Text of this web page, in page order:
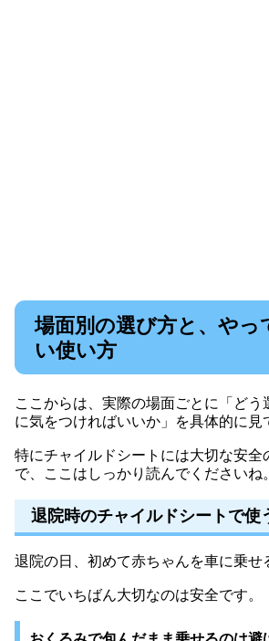
場面別の選び方と、やっ
い使い方
ここからは、実際の場面ごとに「どう
に気をつければいいか」を具体的に見
特にチャイルドシートには大切な安全
で、ここはしっかり読んでくださいね。
退院時のチャイルドシートで使
退院の日、初めて赤ちゃんを車に乗せ
ここでいちばん大切なのは安全です。